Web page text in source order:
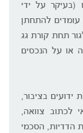
(בעיקר על ידי
עומדים להתחתן
תחת קורת גג
או על הנכסים
ידועים בציבור,
לכתוב צוואה,
הדדיות, הסכמי